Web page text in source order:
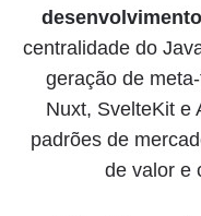
centralidade do
geração de
Nuxt, SvelteKit e
padrões de
de valor e